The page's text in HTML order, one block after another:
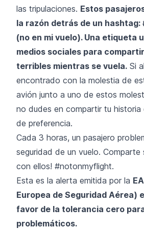
las tripulaciones. Estos
la razón detrás de un
(no en mi vuelo). Una etiqueta
medios sociales para
terribles mientras se vuela. Si
encontrado con la molestia de
avión junto a uno de estos
no dudes en compartir tu historia
de preferencia.
Cada 3 horas, un pasajero
seguridad de un vuelo. Comparte
con ellos! #notonmyflight.
Esta es la alerta emitida por la
Europea de Seguridad Aérea)
favor de la tolerancia cero
problemáticos.